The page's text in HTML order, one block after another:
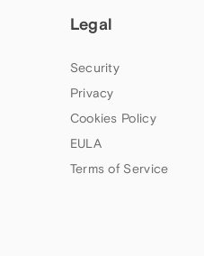
Legal
Security
Privacy
Cookies Policy
EULA
Terms of Service